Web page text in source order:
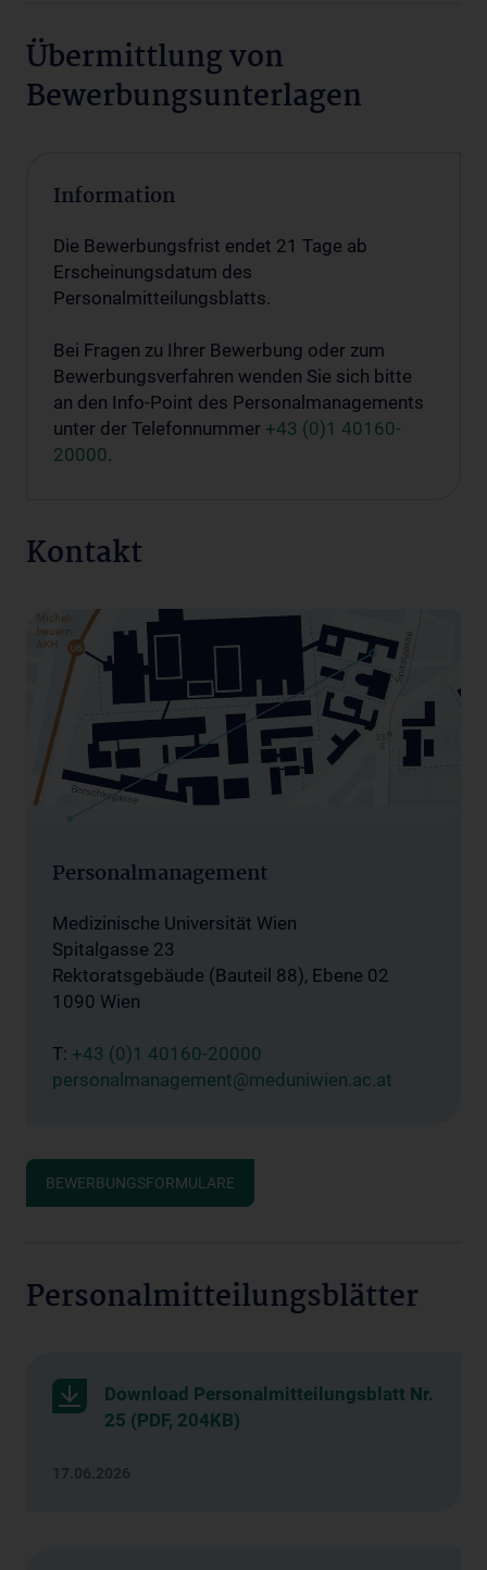
Übermittlung von
Bewerbungsunterlagen
Information
Die Bewerbungsfrist endet 21 Tage ab
Erscheinungsdatum des
Personalmitteilungsblatts.
Bei Fragen zu Ihrer Bewerbung oder zum
Bewerbungsverfahren wenden Sie sich bitte
an den Info-Point des Personalmanagements
unter der Telefonnummer +43 (0)1 40160-
20000.
Kontakt
Personalmanagement
Medizinische Universität Wien
Spitalgasse 23
Rektoratsgebäude (Bauteil 88), Ebene 02
1090 Wien
T: +43 (0)1 40160-20000
personalmanagement@meduniwien.ac.at
BEWERBUNGSFORMULARE
Personalmitteilungsblätter
Download Personalmitteilungsblatt Nr.
25 (PDF, 204KB)
17.06.2026